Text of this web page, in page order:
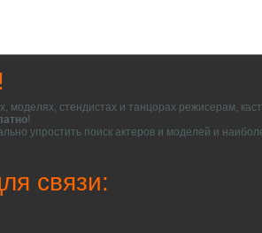
моделях, стендистах и танцорах режисерам,
!
упростить поиск актеров и моделей и
связи: